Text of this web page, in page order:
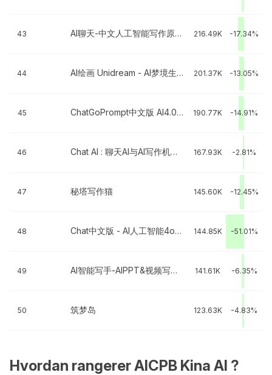
43 AI聊天-中文人工智能写作原创文案助手 216.49K -17.34%
44 AI绘画 Unidream - AI梦境生成器 201.37K -13.05%
45 ChatGoPrompt中文版 AI4.0人工智能 190.77K -14.91%
46 Chat AI : 聊天AI与AI写作机器人 Chatbot 167.93K -2.81%
47 秘塔写作猫 145.60K -12.45%
48 Chat中文版 - AI人工智能4o助手机器人 144.85K -51.01%
49 AI智能写手-AIPPT&视频写作报告一键生成 141.61K -6.35%
50 筑梦岛 123.63K -4.83%
Hvordan rangerer AICPB Kina AI ?